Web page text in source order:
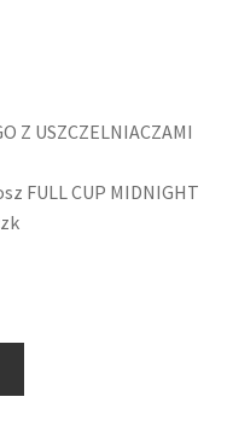
Z USZCZELNIACZAMI
FULL CUP MIDNIGHT